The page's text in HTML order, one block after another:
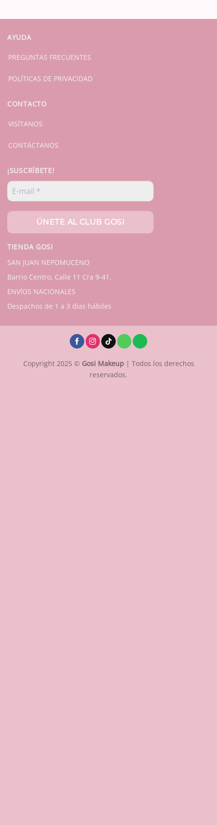
AYUDA
PREGUNTAS FRECUENTES
POLÍTICAS DE PRIVACIDAD
CONTACTO
VISÍTANOS
CONTÁCTANOS
¡SUSCRÍBETE!
TIENDA GOSI
SAN JUAN NEPOMUCENO
Barrio Centro, Calle 11 Cra 9-41.
ENVÍOS NACIONALES
Despachos de 1 a 3 días hábiles
Copyright 2025 © Gosi Makeup | Todos los derechos
reservados.